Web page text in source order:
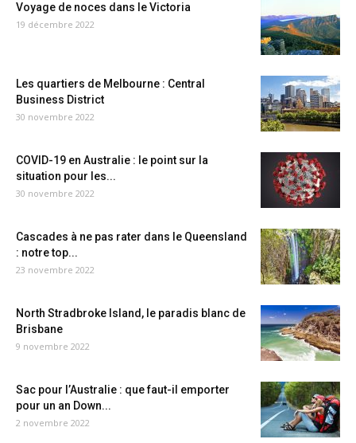
Voyage de noces dans le Victoria
19 décembre 2022
Les quartiers de Melbourne : Central
Business District
30 novembre 2022
COVID-19 en Australie : le point sur la
situation pour les...
30 novembre 2022
Cascades à ne pas rater dans le Queensland
: notre top...
23 novembre 2022
North Stradbroke Island, le paradis blanc de
Brisbane
9 novembre 2022
Sac pour l’Australie : que faut-il emporter
pour un an Down...
2 novembre 2022